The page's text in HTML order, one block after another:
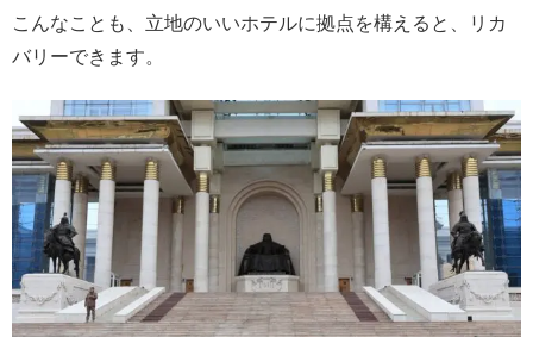
こんなことも、立地のいいホテルに拠点を構えると、リカ
バリーできます。